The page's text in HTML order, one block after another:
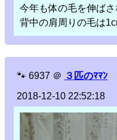
今年も体の毛を伸ば
背中の肩周りの毛は
🐾 6937 ＠ ３匹のﾏﾏﾝ
2018-12-10 22:52:18